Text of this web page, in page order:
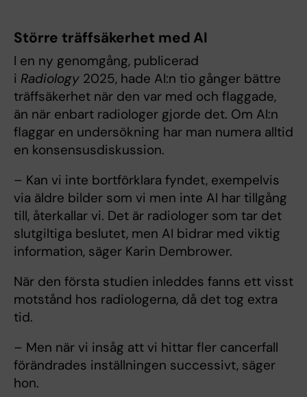
Större träffsäkerhet med AI
I en ny genomgång, publicerad
i Radiology 2025, hade AI:n tio gånger bättre
träffsäkerhet när den var med och flaggade,
än när enbart radiologer gjorde det. Om AI:n
flaggar en undersökning har man numera alltid
en konsensusdiskussion.
– Kan vi inte bortförklara fyndet, exempelvis
via äldre bilder som vi men inte AI har tillgång
till, återkallar vi. Det är radiologer som tar det
slutgiltiga beslutet, men AI bidrar med viktig
information, säger Karin Dembrower.
När den första studien inleddes fanns ett visst
motstånd hos radiologerna, då det tog extra
tid.
– Men när vi insåg att vi hittar fler cancerfall
förändrades inställningen successivt, säger
hon.